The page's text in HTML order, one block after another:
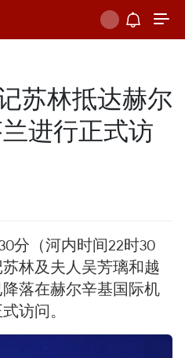
苏林抵达赫尔
进行正式访
分（河内时间22时30
林及夫人吴芳璃和越
落在赫尔辛基国际机
访问。